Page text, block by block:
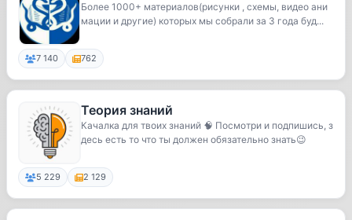
Более 1000+ материалов(рисунки , схемы, видео ани
мации и другие) которых мы собрали за 3 года буд...
7 140 762
Теория знаний
Качалка для твоих знаний 🧠 Посмотри и подпишись, з
десь есть то что ты должен обязательно знать😉
5 229 2 129